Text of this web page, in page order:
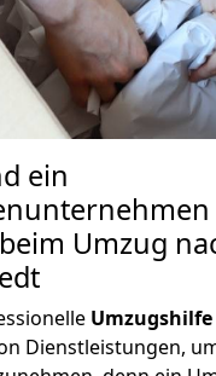
ein
Umzug
Umzugshilfe
Dienstleistungen,